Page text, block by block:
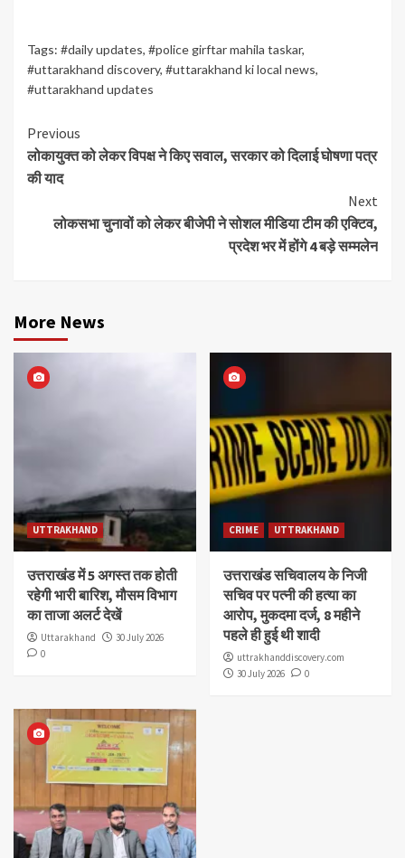
Tags: #daily updates, #police girftar mahila taskar,
#uttarakhand discovery, #uttarakhand ki local news,
#uttarakhand updates
Continue
Reading
Previous
लोकायुक्त को लेकर विपक्ष ने किए सवाल, सरकार को दिलाई घोषणा पत्र
की याद
Next
लोकसभा चुनावों को लेकर बीजेपी ने सोशल मीडिया टीम की एक्टिव,
प्रदेश भर में होंगे 4 बड़े सम्मलेन
More News
UTTRAKHAND
उत्तराखंड में 5 अगस्त तक होती
रहेगी भारी बारिश, मौसम विभाग
का ताजा अलर्ट देखें
Uttarakhand
30 July 2026
0
CRIME UTTRAKHAND
उत्तराखंड सचिवालय के निजी
सचिव पर पत्नी की हत्या का
आरोप, मुकदमा दर्ज, 8 महीने
पहले ही हुई थी शादी
uttrakhanddiscovery.com
30 July 2026
0